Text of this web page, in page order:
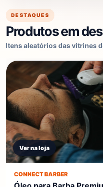
DESTAQUES
Produtos em
Itens aleatórios das vitrines
Ver na loja
CONNECT BARBER